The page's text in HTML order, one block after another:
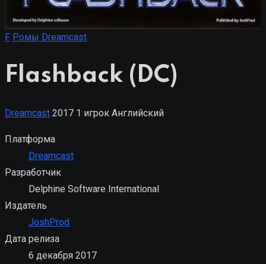
F Ромы Dreamcast
Flashback (DC)
Dreamcast 2017 1 игрок Английский
Платформа
Dreamcast
Разработчик
Delphine Software International
Издатель
JoshProd
Дата релиза
6 декабря 2017